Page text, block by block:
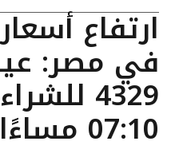
ارتفاع
4329
07:10 مساءًا